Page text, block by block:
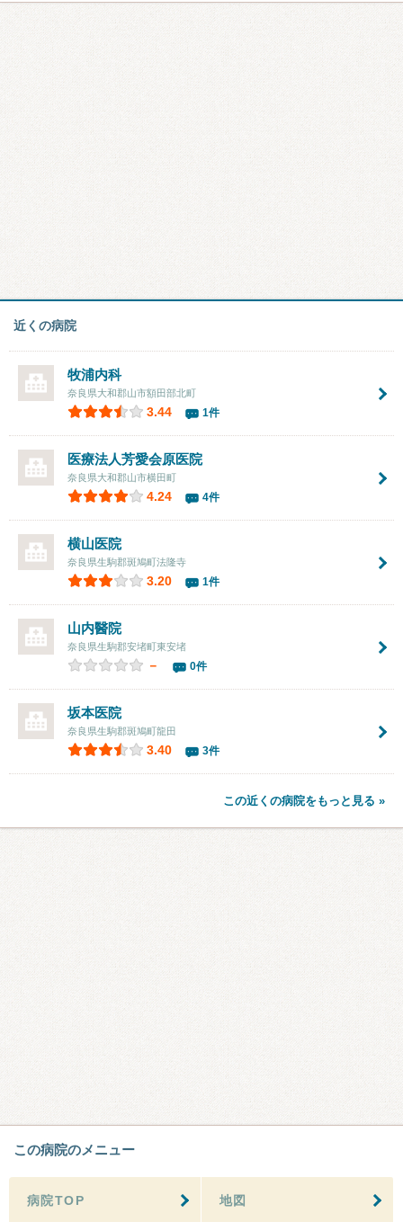
近くの病院
牧浦内科
奈良県大和郡山市額田部北町
3.44 1件
医療法人芳愛会原医院
奈良県大和郡山市横田町
4.24 4件
横山医院
奈良県生駒郡斑鳩町法隆寺
3.20 1件
山内醫院
奈良県生駒郡安堵町東安堵
－ 0件
坂本医院
奈良県生駒郡斑鳩町龍田
3.40 3件
この近くの病院をもっと見る »
この病院のメニュー
病院TOP 地図